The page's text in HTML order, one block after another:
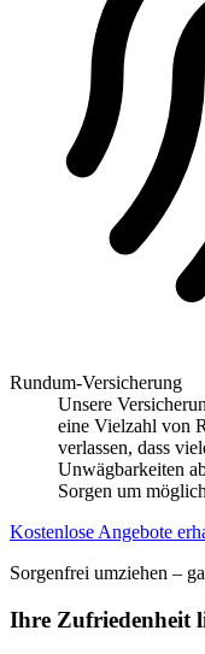
Rundum-Versicherung
Unsere
eine Vielzahl von
verlassen, dass
Unwägbarkeiten
Sorgen um
Kostenlose Angebote
Sorgenfrei umziehen –
Ihre Zufriedenheit